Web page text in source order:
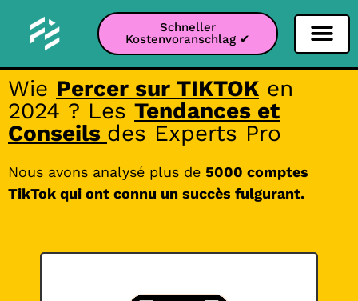
Schneller
Kostenvoranschlag ✔
Wie Percer sur TIKTOK en
2024 ? Les Tendances et
Conseils des Experts Pro
Nous avons analysé plus de 5000 comptes
TikTok qui ont connu un succès fulgurant.